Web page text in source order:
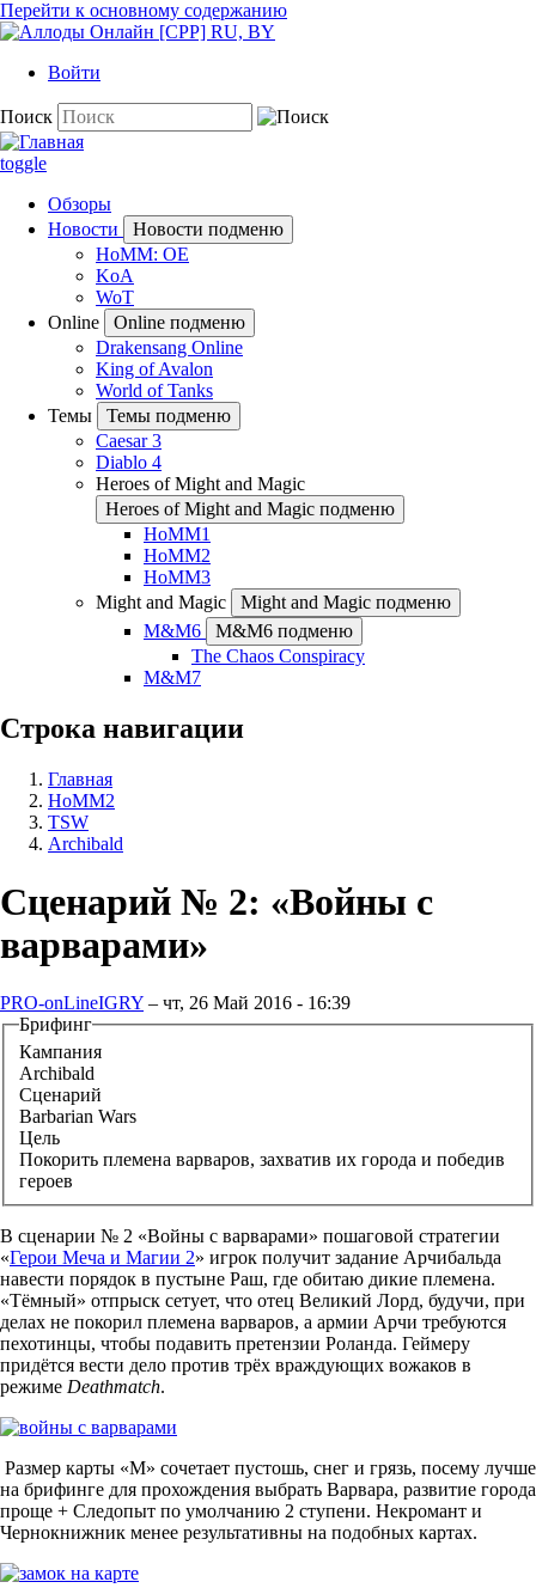
Перейти к основному содержанию
Войти
Поиск
toggle
Обзоры
Новости
Новости подменю
HoMM: OE
KoA
WoT
Online
Online подменю
Drakensang Online
King of Avalon
World of Tanks
Темы
Темы подменю
Caesar 3
Diablo 4
Heroes of Might and Magic
Heroes of Might and Magic подменю
HoMM1
HoMM2
HoMM3
Might and Magic
Might and Magic подменю
M&M6
M&M6 подменю
The Chaos Conspiracy
M&M7
Строка навигации
Главная
HoMM2
TSW
Archibald
Сценарий № 2: «Войны с
варварами»
PRO-onLineIGRY – чт, 26 Май 2016 - 16:39
Брифинг
Кампания
Archibald
Сценарий
Barbarian Wars
Цель
Покорить племена варваров, захватив их города и победив
героев
В сценарии № 2 «Войны с варварами» пошаговой стратегии
«Герои Меча и Магии 2» игрок получит задание Арчибальда
навести порядок в пустыне Раш, где обитаю дикие племена.
«Тёмный» отпрыск сетует, что отец Великий Лорд, будучи, при
делах не покорил племена варваров, а армии Арчи требуются
пехотинцы, чтобы подавить претензии Роланда. Геймеру
придётся вести дело против трёх враждующих вожаков в
режиме Deathmatch.
Размер карты «М» сочетает пустошь, снег и грязь, посему лучше
на брифинге для прохождения выбрать Варвара, развитие города
проще + Следопыт по умолчанию 2 ступени. Некромант и
Чернокнижник менее результативны на подобных картах.